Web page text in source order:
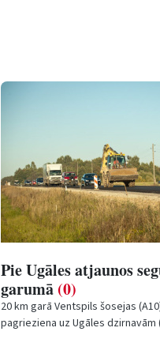
Pie Ugāles atjaunos
garumā (0)
20 km garā Ventspils šosejas
pagrieziena uz Ugāles dzirnavām